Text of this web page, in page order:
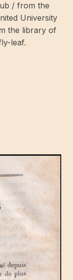
/ from the
University
the library of
leaf.